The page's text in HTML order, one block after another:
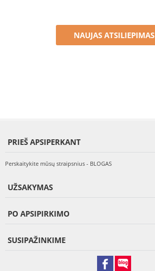
NAUJAS ATSILIEPIMAS
PRIEŠ APSIPERKANT
Perskaitykite mūsų straipsnius - BLOGAS
UŽSAKYMAS
PO APSIPIRKIMO
SUSIPAŽINKIME